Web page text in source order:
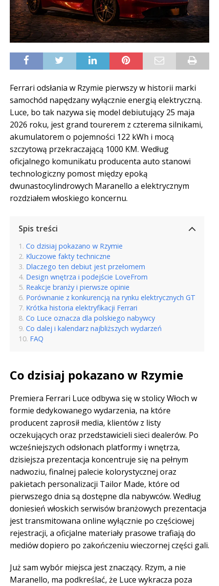
Ferrari odsłania w Rzymie pierwszy w historii marki
samochód napędzany wyłącznie energią elektryczną.
Luce, bo tak nazywa się model debiutujący 25 maja
2026 roku, jest grand tourerem z czterema silnikami,
akumulatorem o pojemności 122 kWh i mocą
szczytową przekraczającą 1000 KM. Według
oficjalnego komunikatu producenta auto stanowi
technologiczny pomost między epoką
dwunastocylindrowych Maranello a elektrycznym
rozdziałem włoskiego koncernu.
Spis treści
Co dzisiaj pokazano w Rzymie
Kluczowe fakty techniczne
Dlaczego ten debiut jest przełomem
Design wnętrza i podejście LoveFrom
Reakcje branży i pierwsze opinie
Porównanie z konkurencją na rynku elektrycznych GT
Krótka historia elektryfikacji Ferrari
Co Luce oznacza dla polskiego nabywcy
Co dalej i kalendarz najbliższych wydarzeń
FAQ
Co dzisiaj pokazano w Rzymie
Premiera Ferrari Luce odbywa się w stolicy Włoch w
formie dedykowanego wydarzenia, na które
producent zaprosił media, klientów z listy
oczekujących oraz przedstawicieli sieci dealerów. Po
wcześniejszych odsłonach platformy i wnętrza,
dzisiejsza prezentacja koncentruje się na pełnym
nadwoziu, finalnej palecie kolorystycznej oraz
pakietach personalizacji Tailor Made, które od
pierwszego dnia są dostępne dla nabywców. Według
doniesień włoskich serwisów branżowych prezentacja
jest transmitowana online wyłącznie po częściowej
rejestracji, a oficjalne materiały prasowe trafiają do
mediów dopiero po zakończeniu wieczornej części gali.
Już sam wybór miejsca jest znaczący. Rzym, a nie
Maranello, ma podkreślać, że Luce wykracza poza